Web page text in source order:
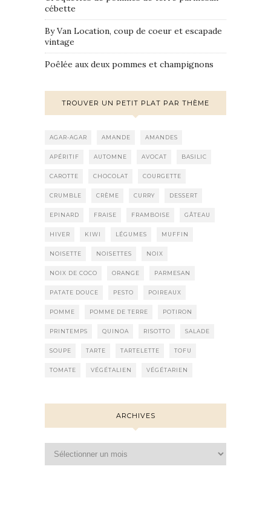
cébette
By Van Location, coup de coeur et escapade
vintage
Poêlée aux deux pommes et champignons
TROUVER UN PETIT PLAT PAR THÈME
AGAR-AGAR AMANDE AMANDES
APÉRITIF AUTOMNE AVOCAT BASILIC
CAROTTE CHOCOLAT COURGETTE
CRUMBLE CRÈME CURRY DESSERT
EPINARD FRAISE FRAMBOISE GÂTEAU
HIVER KIWI LÉGUMES MUFFIN
NOISETTE NOISETTES NOIX
NOIX DE COCO ORANGE PARMESAN
PATATE DOUCE PESTO POIREAUX
POMME POMME DE TERRE POTIRON
PRINTEMPS QUINOA RISOTTO SALADE
SOUPE TARTE TARTELETTE TOFU
TOMATE VÉGÉTALIEN VÉGÉTARIEN
ARCHIVES